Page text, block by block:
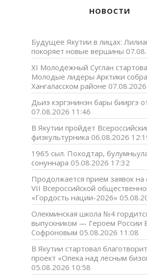
НОВОСТИ
Будущее Якутии в лицах:
покоряет новые вершины
XI Молодёжный Суглан
Молодые лидеры Арктики
Хангаласском районе
Дьиэ кэргэнинэн бары бииргэ
07.08.2026 11:46
В Якутии пройдет
физкультурника 06.08.2026
1965 сыл. Походтар,
сонуннара 05.08.2026 17:32
Продолжается прием заявок на
VII Всероссийской
«Гордость нации-2026»
Олекминская школа №4
выпускником — Героем России
Софроновым 05.08.2026 11:08
В Якутии стартовал
проект «Опека над лесным
05.08.2026 10:58